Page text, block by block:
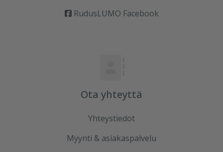
RudusLUMO Facebook
Ota yhteyttä
Yhteystiedot
Myynti & asiakaspalvelu